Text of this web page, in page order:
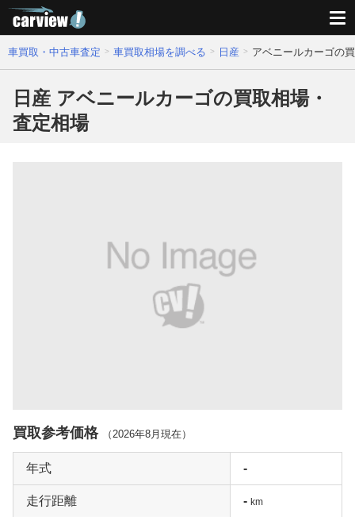
車買取・中古車査定 車買取相場を調べる 日産 アベニールカーゴの
日産 アベニールカーゴの買取相場・
査定相場
買取参考価格 （2026年8月 現在）
年式 -
走行距離 - km